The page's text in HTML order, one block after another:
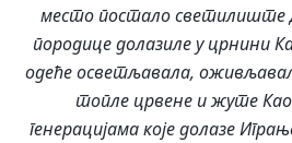
место постало светилиште
породице долазиле у црнини
одеће осветљавала,
топле црвене и жуте
генерацијама које долазе